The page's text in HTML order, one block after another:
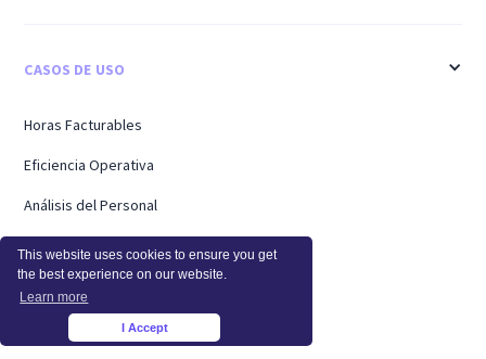
This website uses cookies to ensure you get
the best experience on our website.
Learn more
I Accept
CASOS DE USO
Horas Facturables
Eficiencia Operativa
Análisis del Personal
Empresas
Trabajadores Remotos